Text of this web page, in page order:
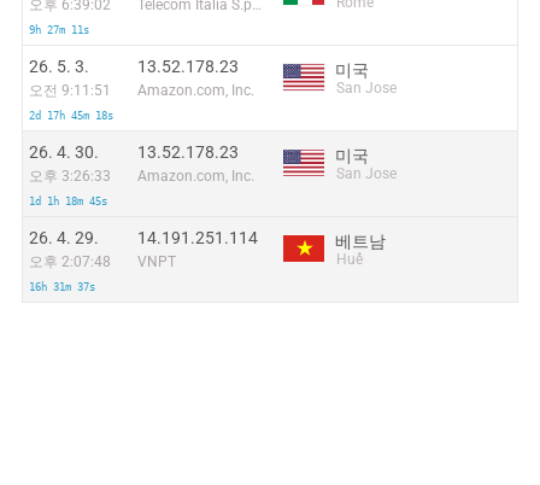
오후 6:39:02
9h 27m 11s
Telecom Italia S.p.A.
26. 5. 3.
오전 9:11:51
2d 17h 45m 18s
13.52.178.23
Amazon.com, Inc.
미국
San Jose
26. 4. 30.
오후 3:26:33
1d 1h 18m 45s
13.52.178.23
Amazon.com, Inc.
미국
San Jose
26. 4. 29.
오후 2:07:48
16h 31m 37s
14.191.251.114
VNPT
베트남
Huế